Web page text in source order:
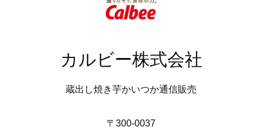
カルビー株式会社
蔵出し焼き芋かいつか通信販売
〒300-0037